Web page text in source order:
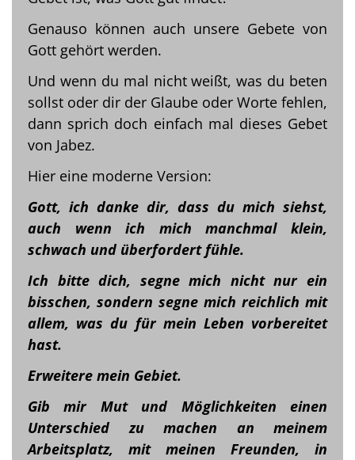
Genauso können auch unsere Gebete von
Gott gehört werden.
Und wenn du mal nicht weißt, was du beten
sollst oder dir der Glaube oder Worte fehlen,
dann sprich doch einfach mal dieses Gebet
von Jabez.
Hier eine moderne Version:
Gott, ich danke dir, dass du mich siehst,
auch wenn ich mich manchmal klein,
schwach und überfordert fühle.
Ich bitte dich, segne mich nicht nur ein
bisschen, sondern segne mich reichlich mit
allem, was du für mein Leben vorbereitet
hast.
Erweitere mein Gebiet.
Gib mir Mut und Möglichkeiten einen
Unterschied zu machen an meinem
Arbeitsplatz, mit meinen Freunden, in